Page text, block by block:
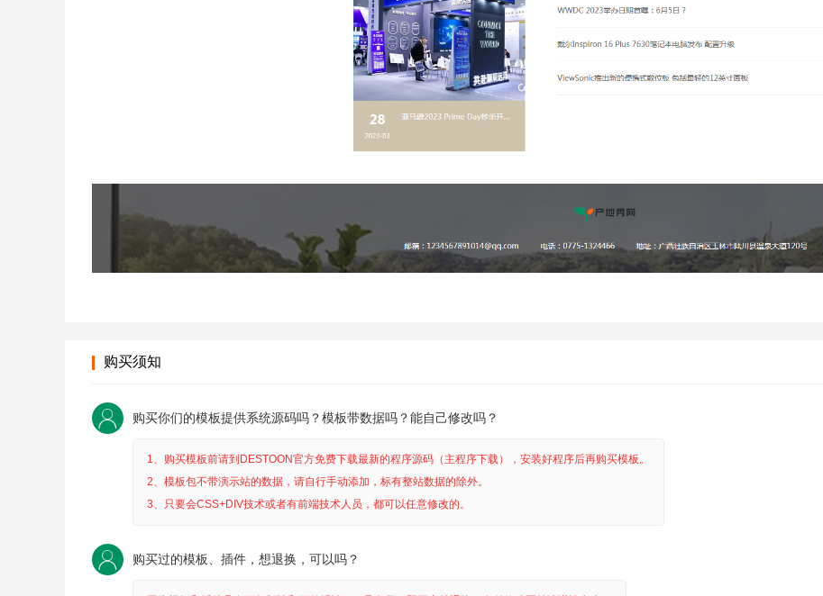
购买须知
购买你们的模板提供系统源码吗？模板带数据吗？能自己修改吗？
1、购买模板前请到DESTOON官方免费下载最新的程序源码（主程序下载），安装好程序后再购买模板。
2、模板包不带演示站的数据，请自行手动添加，标有整站数据的除外。
3、只要会CSS+DIV技术或者有前端技术人员，都可以任意修改的。
购买过的模板、插件，想退换，可以吗？